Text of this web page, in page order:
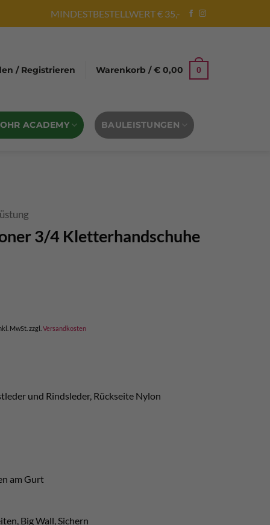
MINDESTBESTELLWERT € 35,-
/ Registrieren Warenkorb /€ 0,00 0
ACADEMY BAULEISTUNGEN
3/4 Kletterhandschuhe
MwSt. zzgl. Versandkosten
und Rindsleder, Rückseite Nylon
am Gurt
Big Wall, Sichern